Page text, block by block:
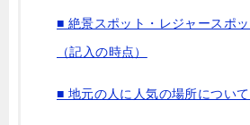
■ 絶景スポット・レジャースポ
（記入の時点）
■ 地元の人に人気の場所について